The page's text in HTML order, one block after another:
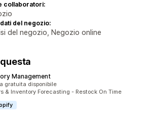
collaboratori:
del negozio:
del negozio, Negozio online
Management
gratuita disponibile
& Inventory Forecasting - Restock On Time